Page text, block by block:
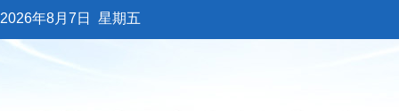
2026年8月7日 星期五